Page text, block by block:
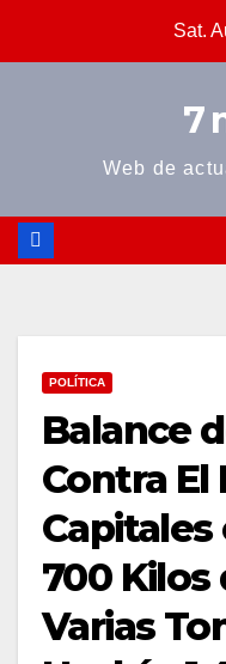
Sat.
7
Web de
POLÍTICA
Balance
Contra El
Capitales
700 Kilos
Varias